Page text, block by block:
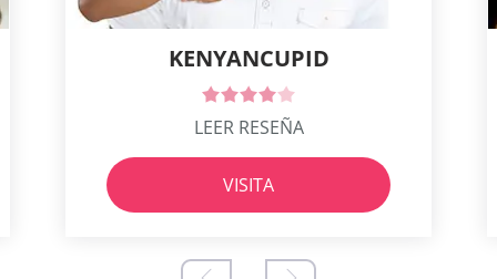
KENYANCUPID
LEER RESEÑA
VISITA